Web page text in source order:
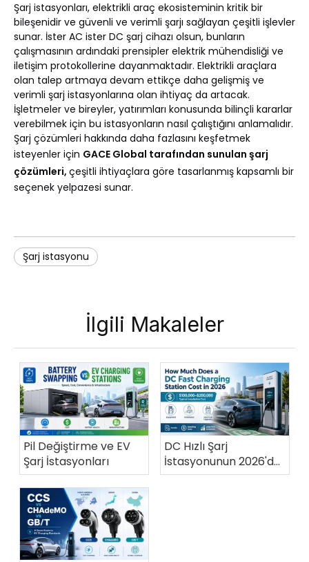
Şarj istasyonları, elektrikli araç ekosisteminin kritik bir
bileşenidir ve güvenli ve verimli şarjı sağlayan çeşitli işlevler
sunar. İster AC ister DC şarj cihazı olsun, bunların
çalışmasının ardındaki prensipler elektrik mühendisliği ve
iletişim protokollerine dayanmaktadır. Elektrikli araçlara
olan talep artmaya devam ettikçe daha gelişmiş ve
verimli şarj istasyonlarına olan ihtiyaç da artacak.
İşletmeler ve bireyler, yatırımları konusunda bilinçli kararlar
verebilmek için bu istasyonların nasıl çalıştığını anlamalıdır.
Şarj çözümleri hakkında daha fazlasını keşfetmek
isteyenler için GACE Global tarafından sunulan şarj
çözümleri, çeşitli ihtiyaçlara göre tasarlanmış kapsamlı bir
seçenek yelpazesi sunar.
Şarj istasyonu
İlgili Makaleler
Pil Değiştirme ve EV
Şarj İstasyonları
DC Hızlı Şarj
İstasyonunun 2026'da
Maliyeti Ne Kadar?